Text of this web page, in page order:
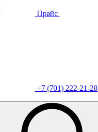
Прайс
+7 (701) 222-21-28